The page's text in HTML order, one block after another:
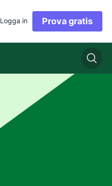
Logga in Prova gratis